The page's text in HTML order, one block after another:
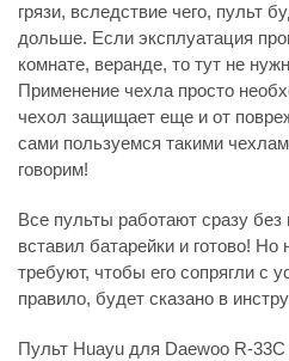
грязи, вследствие чего, пульт
дольше. Если эксплуатация
комнате, веранде, то тут не
Применение чехла просто
чехол защищает еще и от
сами пользуемся такими
говорим!
Все пульты работают сразу без
вставил батарейки и готово! Но
требуют, чтобы его сопрягли с
правило, будет сказано в
Пульт Huayu для Daewoo R-